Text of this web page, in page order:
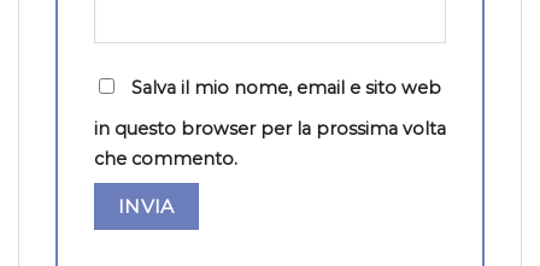
Salva il mio nome, email e sito web
in questo browser per la prossima volta
che commento.